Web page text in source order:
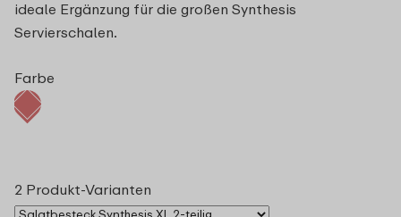
ideale Ergänzung für die großen Synthesis
Servierschalen.
Farbe
2 Produkt-Varianten